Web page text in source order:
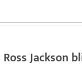
Jackson